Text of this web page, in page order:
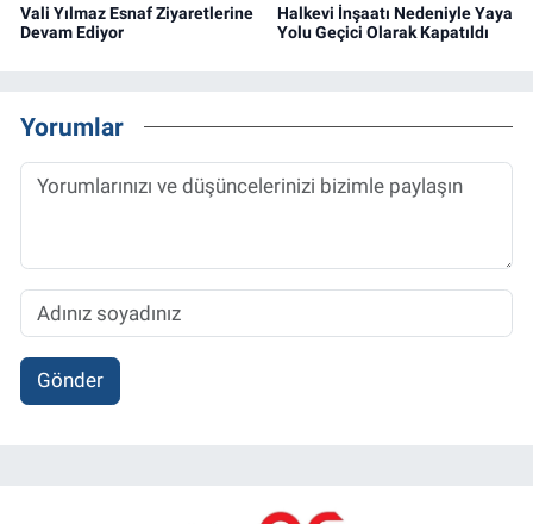
Vali Yılmaz Esnaf Ziyaretlerine
Devam Ediyor
Halkevi İnşaatı Nedeniyle Yaya
Yolu Geçici Olarak Kapatıldı
Yorumlar
Gönder